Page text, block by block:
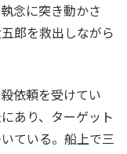
念に突き動かさ
郎を救出しながら
依頼を受けてい
あり、ターゲット
ている。船上で三